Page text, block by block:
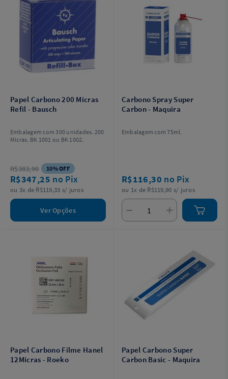
Papel Carbono 200 Micras
Refil - Bausch
Embalagem com 300 unidades. 200
Micras. BK 1001 ou BK 1002.
R$383,90 10% OFF
R$347,25 no Pix
ou 3x de R$119,33 s/ juros
Ver Opções
Carbono Spray Super
Carbon - Maquira
Embalagem com 75ml.
R$116,30 no Pix
ou 1x de R$119,90 s/ juros
Papel Carbono Filme Hanel
12Micras - Roeko
Papel Carbono Super
Carbon Basic - Maquira